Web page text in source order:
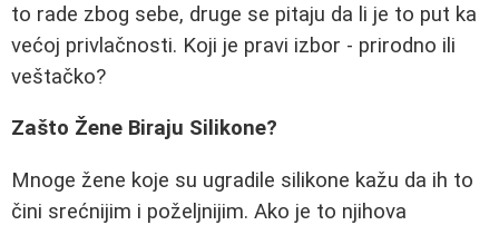
to rade zbog sebe, druge se pitaju da li je to put ka
većoj privlačnosti. Koji je pravi izbor - prirodno ili
veštačko?
Zašto Žene Biraju Silikone?
Mnoge žene koje su ugradile silikone kažu da ih to
čini srećnijim i poželjnijim. Ako je to njihova